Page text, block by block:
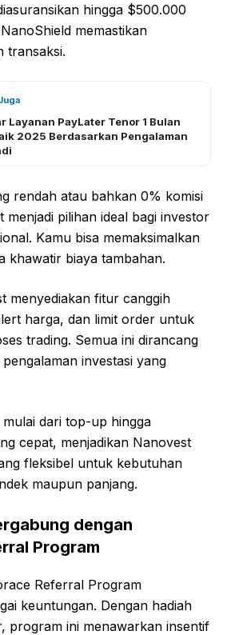
hingga $500.000
memastikan
transaksi.
Layanan PayLater Tenor 1 Bulan
2025 Berdasarkan Pengalaman
rendah atau bahkan 0% komisi
menjadi pilihan ideal bagi investor
Kamu bisa memaksimalkan
khawatir biaya tambahan.
menyediakan fitur canggih
harga, dan limit order untuk
trading. Semua ini dirancang
investasi yang
mulai dari top-up hingga
cepat, menjadikan Nanovest
fleksibel untuk kebutuhan
maupun panjang.
dengan
Program
Referral Program
keuntungan. Dengan hadiah
program ini menawarkan insentif